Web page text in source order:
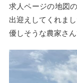
求人ページの地図
出迎えしてくれまし
優しそうな農家さ